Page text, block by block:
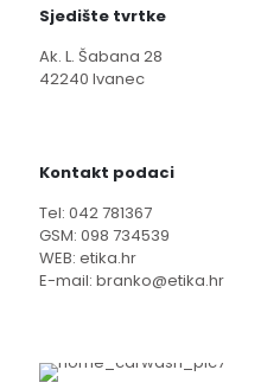
Sjedište tvrtke
Ak. L. Šabana 28
42240 Ivanec
Kontakt podaci
Tel: 042 781367
GSM: 098 734539
WEB: etika.hr
E-mail: branko@etika.hr